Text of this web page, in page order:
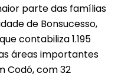
parte das famílias
de Bonsucesso,
contabiliza 1.195
áreas importantes
Codó, com 32